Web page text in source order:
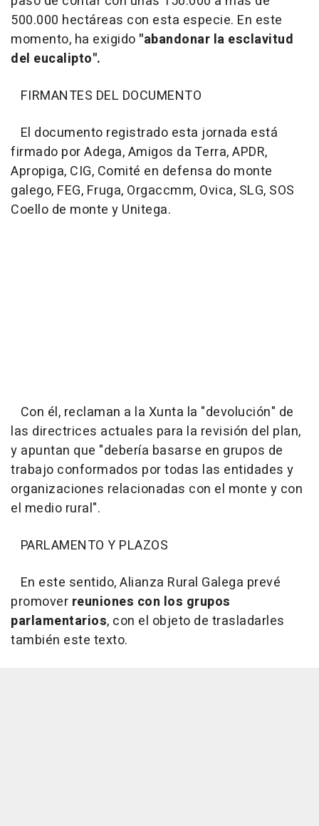
500.000 hectáreas con esta especie. En este
momento, ha exigido "abandonar la esclavitud
del eucalipto".
FIRMANTES DEL DOCUMENTO
El documento registrado esta jornada está
firmado por Adega, Amigos da Terra, APDR,
Apropiga, CIG, Comité en defensa do monte
galego, FEG, Fruga, Orgaccmm, Ovica, SLG, SOS
Coello de monte y Unitega.
Con él, reclaman a la Xunta la "devolución" de
las directrices actuales para la revisión del plan,
y apuntan que "debería basarse en grupos de
trabajo conformados por todas las entidades y
organizaciones relacionadas con el monte y con
el medio rural".
PARLAMENTO Y PLAZOS
En este sentido, Alianza Rural Galega prevé
promover reuniones con los grupos
parlamentarios, con el objeto de trasladarles
también este texto.